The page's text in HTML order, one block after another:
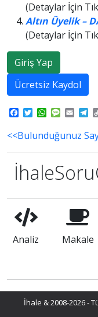
(Detaylar İçin
Altın Üyelik –
(Detaylar İçin
Giriş Yap
Ücretsiz Kaydol
Facebook
TwitterWhatsAppEmail
<<Bulunduğunuz
Analiz Makale
İhale & 2008-2026 -